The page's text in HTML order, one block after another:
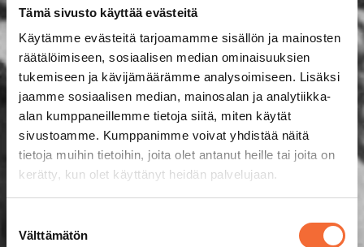
Tämä sivusto käyttää evästeitä
Käytämme evästeitä tarjoamamme sisällön ja mainosten
räätälöimiseen, sosiaalisen median ominaisuuksien
tukemiseen ja kävijämäärämme analysoimiseen. Lisäksi
jaamme sosiaalisen median, mainosalan ja analytiikka-
alan kumppaneillemme tietoja siitä, miten käytät
sivustoamme. Kumppanimme voivat yhdistää näitä
tietoja muihin tietoihin, joita olet antanut heille tai joita on
kerätty, kun olet käyttänyt heidän palvelujaan.
valinta
Välttämätön